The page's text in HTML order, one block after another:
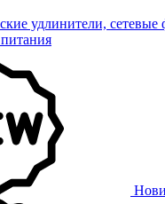
удлинители, сетевые